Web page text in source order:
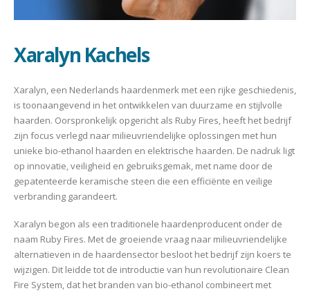
Xaralyn Kachels
Xaralyn, een Nederlands haardenmerk met een rijke geschiedenis,
is toonaangevend in het ontwikkelen van duurzame en stijlvolle
haarden. Oorspronkelijk opgericht als Ruby Fires, heeft het bedrijf
zijn focus verlegd naar milieuvriendelijke oplossingen met hun
unieke bio-ethanol haarden en elektrische haarden. De nadruk ligt
op innovatie, veiligheid en gebruiksgemak, met name door de
gepatenteerde keramische steen die een efficiënte en veilige
verbranding garandeert.
Xaralyn begon als een traditionele haardenproducent onder de
naam Ruby Fires. Met de groeiende vraag naar milieuvriendelijke
alternatieven in de haardensector besloot het bedrijf zijn koers te
wijzigen. Dit leidde tot de introductie van hun revolutionaire Clean
Fire System, dat het branden van bio-ethanol combineert met